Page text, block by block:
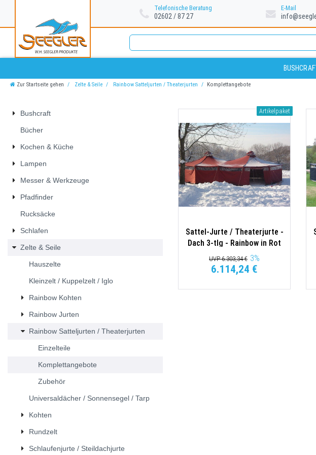
Telefonische Beratung
02602 / 87 27
E-Mail
Zur Startseite gehen Zelte & Seile Rainbow Satteljurten / Theaterjurten Komplettangebote
Bushcraft
Bücher
Kochen & Küche
Lampen
Messer & Werkzeuge
Pfadfinder
Rucksäcke
Schlafen
Zelte & Seile
Hauszelte
Kleinzelt / Kuppelzelt / Iglo
Rainbow Kohten
Rainbow Jurten
Rainbow Satteljurten / Theaterjurten
Einzelteile
Komplettangebote
Zubehör
Universaldächer / Sonnensegel / Tarp
Kohten
Rundzelt
Schlaufenjurte / Steildachjurte
Artikelpaket
Sattel-Jurte / Theaterjurte -
Dach 3-tlg - Rainbow in Rot
UVP 6.303,34 € 3%
6.114,24 €